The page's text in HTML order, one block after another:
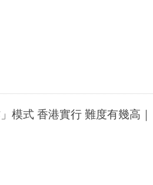
模式 香港實行 難度有幾高｜